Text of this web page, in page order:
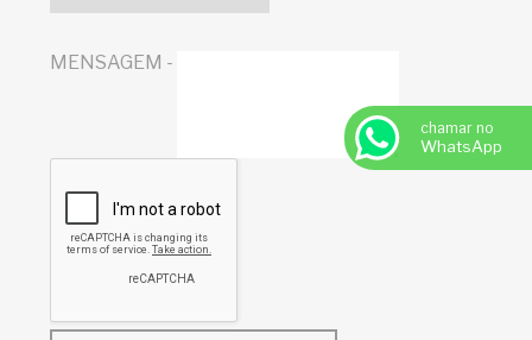
MENSAGEM -
chamar no
WhatsApp